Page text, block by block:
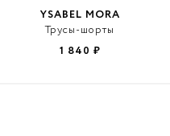
YSABEL MORA
Трусы-шорты
1 840 ₽